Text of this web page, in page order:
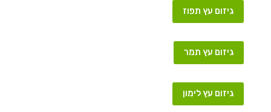
גיזום עץ תפוז
גיזום עץ תמר
גיזום עץ לימון